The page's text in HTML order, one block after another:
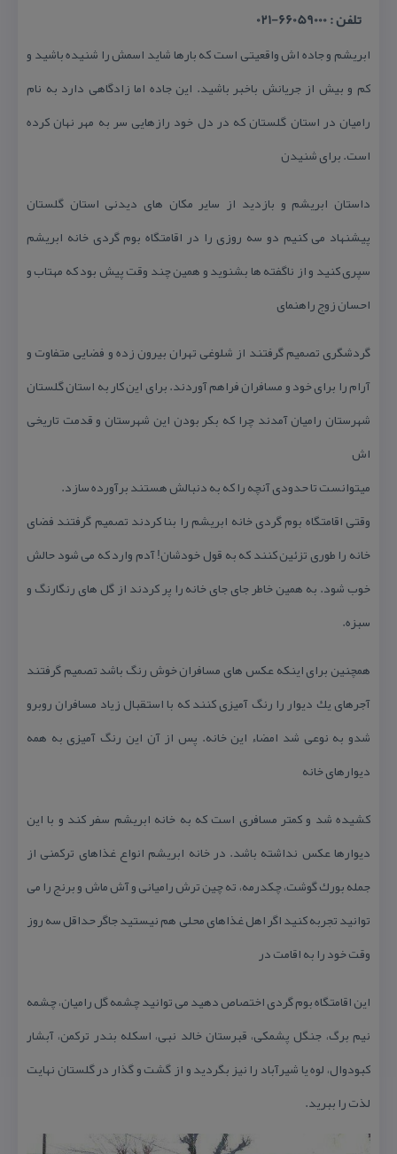
تلفن : 66059000-021
ابریشم و جاده اش واقعیتی است كه بارها شاید اسمش را شنیده باشید و
كم و بیش از جریانش باخبر باشید. این جاده اما زادگاهی دارد به نام
رامیان در استان گلستان كه در دل خود رازهایی سر به مهر نهان كرده
است. برای شنیدن
داستان ابریشم و بازدید از سایر مكان های دیدنی استان گلستان
پیشنهاد می كنیم دو سه روزی را در اقامتگاه بوم گردی خانه ابریشم
سپری كنید و از ناگفته ها بشنوید و همین چند وقت پیش بود كه مهتاب و
احسان زوج راهنمای
گردشگری تصمیم گرفتند از شلوغی تهران بیرون زده و فضایی متفاوت و
آرام را برای خود و مسافران فراهم آوردند. برای این كار به استان گلستان
شهرستان رامیان آمدند چرا كه بكر بودن این شهرستان و قدمت تاریخی
اش
میتوانست تا حدودی آنچه را كه به دنبالش هستند برآورده سازد.
وقتی اقامتگاه بوم گردی خانه ابریشم را بنا كردند تصمیم گرفتند فضای
خانه را طوری تزئین كنند كه به قول خودشان! آدم وارد كه می شود حالش
خوب شود. به همین خاطر جای جای خانه را پر كردند از گل های رنگارنگ و
سبزه.
همچنین برای اینكه عكس های مسافران خوش رنگ باشد تصمیم گرفتند
آجرهای یك دیوار را رنگ آمیزی كنند كه با استقبال زیاد مسافران روبرو
شدو به نوعی شد امضاء این خانه. پس از آن این رنگ آمیزی به همه
دیوارهای خانه
كشیده شد و كمتر مسافری است كه به خانه ابریشم سفر كند و با این
دیوارها عكس نداشته باشد. در خانه ابریشم انواع غذاهای تركمنی از
جمله بورك گوشت، چكدرمه، ته چین ترش رامیانی و آش ماش و برنج را می
توانید تجربه كنید اگر اهل غذاهای محلی هم نیستید جاگر حداقل سه روز
وقت خود را به اقامت در
این اقامتگاه بوم گردی اختصاص دهید می توانید چشمه گل رامیان، چشمه
نیم برگ، جنگل پشمكی، قبرستان خالد نبی، اسكله بندر تركمن، آبشار
كبودوال، لوه یا شیرآباد را نیز بگردید و از گشت و گذار در گلستان نهایت
لذت را ببرید.